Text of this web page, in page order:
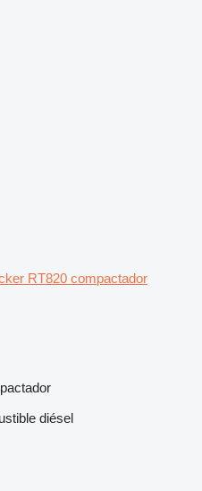
RT820 compactador
diésel